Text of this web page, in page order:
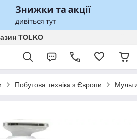
TOLKO
Побутова техніка з Європи